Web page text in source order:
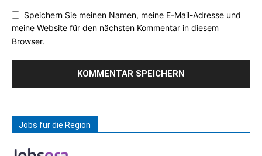
Speichern Sie meinen Namen, meine E-Mail-Adresse und
meine Website für den nächsten Kommentar in diesem
Browser.
Jobs für die Region